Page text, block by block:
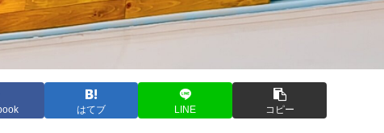
はてブ LINE コピー